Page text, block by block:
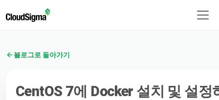
블로그로 돌아가기
CentOS 7에 Docker 설치 및 설정